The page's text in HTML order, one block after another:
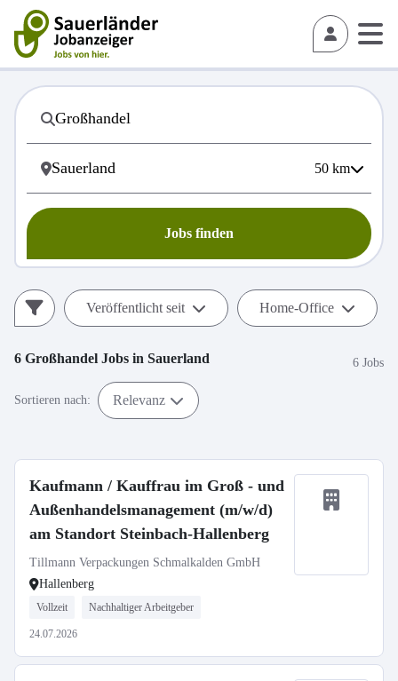
50 km
Jobs finden
Veröffentlicht seit Home-Office
6 Großhandel Jobs in Sauerland 6 Jobs
Sortieren nach: Relevanz
Kaufmann / Kauffrau im Groß - und
Außenhandelsmanagement (m/w/d)
am Standort Steinbach-Hallenberg
Tillmann Verpackungen Schmalkalden GmbH
Hallenberg
Vollzeit Nachhaltiger Arbeitgeber
24.07.2026